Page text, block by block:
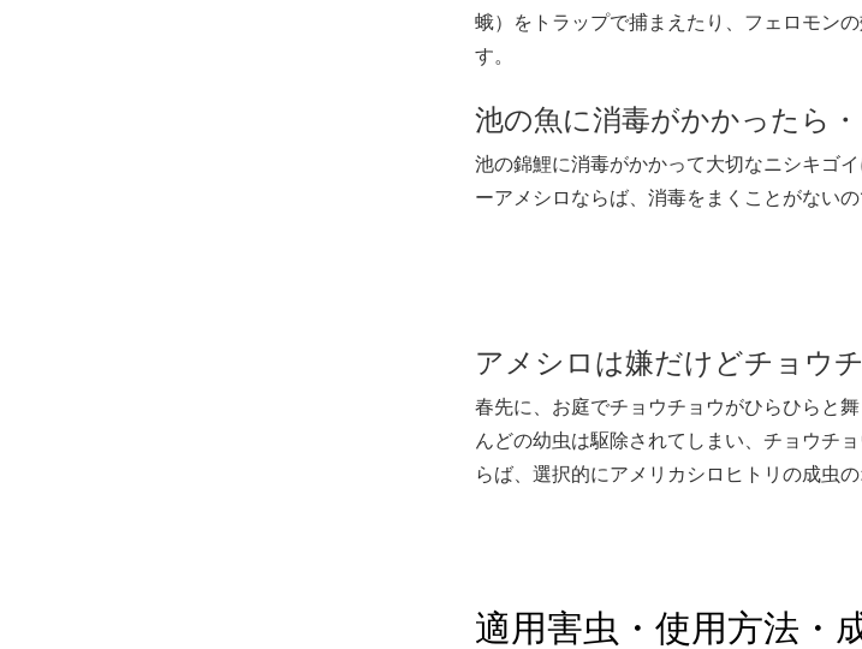
蛾）をトラップで捕まえたり、フェロモン
す。
池の魚に消毒がかかったら・
池の錦鯉に消毒がかかって大切なニシキゴ
ーアメシロならば、消毒をまくことがない
アメシロは嫌だけどチョウ
春先に、お庭でチョウチョウがひらひらと
んどの幼虫は駆除されてしまい、チョウチ
らば、選択的にアメリカシロヒトリの成虫
適用害虫・使用方法・